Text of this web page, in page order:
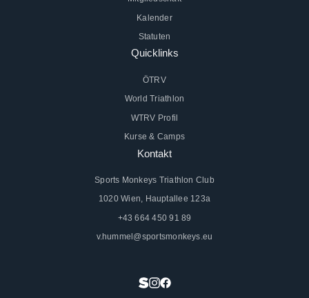
Kalender
Statuten
Quicklinks
ÖTRV
World Triathlon
WTRV Profil
Kurse & Camps
Kontakt
Sports Monkeys Triathlon Club
1020 Wien, Hauptallee 123a
+43 664 450 91 89
v.hummel@sportsmonkeys.eu